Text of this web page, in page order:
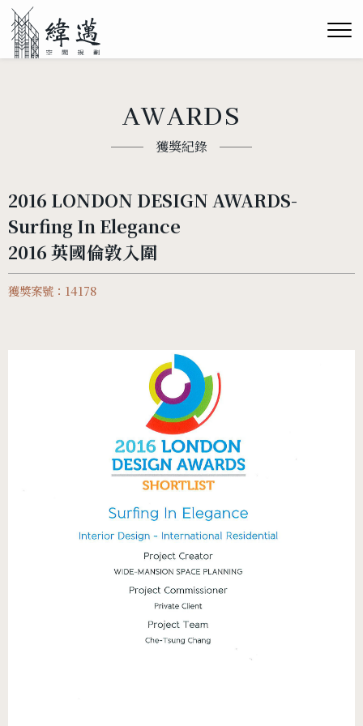
AWARDS
獲獎紀錄
2016 LONDON DESIGN AWARDS-
Surfing In Elegance
2016 英國倫敦入圍
獲獎案號：14178